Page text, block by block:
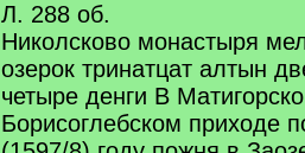
Л. 288 об.
Николсково монастыря
озерок тринатцат алтын
четыре денги В
Борисоглебском приходе